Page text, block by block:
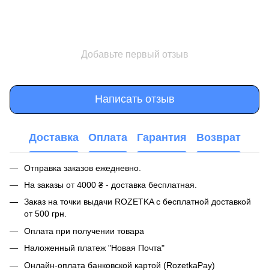
Добавьте первый отзыв
Написать отзыв
Доставка Оплата Гарантия Возврат
Отправка заказов ежедневно.
На заказы от 4000 ₴ - доставка бесплатная.
Заказ на точки выдачи ROZETKA с бесплатной доставкой
от 500 грн.
Оплата при получении товара
Наложенный платеж "Новая Почта"
Онлайн-оплата банковской картой (RozetkaPay)